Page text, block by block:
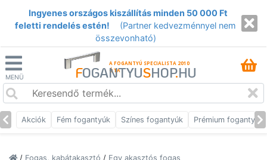
Ingyenes országos kiszállítás minden 50 000 Ft
feletti rendelés estén!
(Partner kedvezménnyel nem
összevonható)
MENÜ
A FOGANTYÚ SPECIALISTA 2010
ÓTA
FOGANTYUSHOP.HU
Akciók Fém fogantyúk Színes fogantyúk Prémium fogantyúk
/ Fogas, kabátakasztó / Egy akasztós fogas